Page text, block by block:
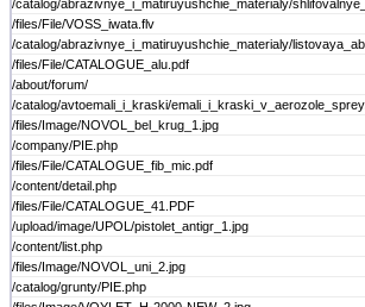
/catalog/abrazivnye_i_matiruyushchie_materialy/
/files/File/VOSS_iwata.flv
/catalog/abrazivnye_i_matiruyushchie_materialy/
/files/File/CATALOGUE_alu.pdf
/about/forum/
/catalog/avtoemali_i_kraski/
/files/Image/NOVOL_bel_krug_1.jpg
/company/PIE.php
/files/File/CATALOGUE_fib_mic.pdf
/content/detail.php
/files/File/CATALOGUE_41.PDF
/upload/image/UPOL/pistolet_antigr_1.jpg
/content/list.php
/files/Image/NOVOL_uni_2.jpg
/catalog/grunty/PIE.php